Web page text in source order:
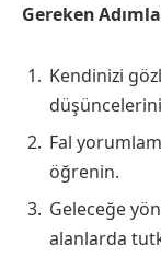
Gereken
Kendinizi
Fal
öğrenin.
Geleceğe
alanlarda